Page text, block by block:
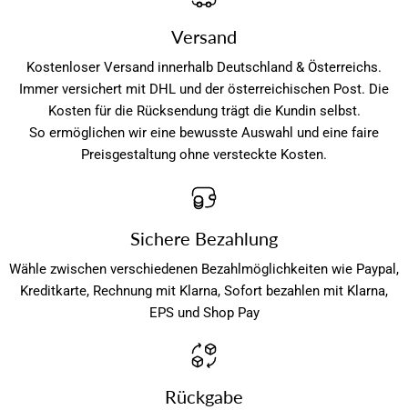
Versand
Kostenloser Versand innerhalb Deutschland & Österreichs.
Immer versichert mit DHL und der österreichischen Post. Die
Kosten für die Rücksendung trägt die Kundin selbst.
So ermöglichen wir eine bewusste Auswahl und eine faire
Preisgestaltung ohne versteckte Kosten.
Sichere Bezahlung
Wähle zwischen verschiedenen Bezahlmöglichkeiten wie Paypal,
Kreditkarte, Rechnung mit Klarna, Sofort bezahlen mit Klarna,
EPS und Shop Pay
Rückgabe